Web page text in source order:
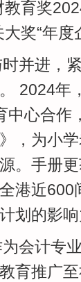
教育奖
奖“年
并进，
2024年
中心合
》，为小
。手册
港近
划的影响
会计专
育推广